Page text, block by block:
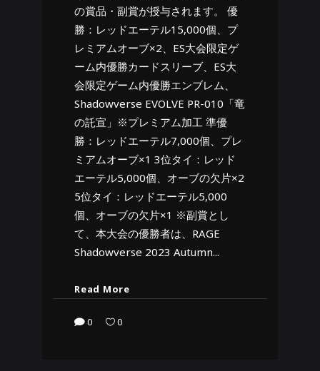
の賞品・副賞が授与されます。 優
勝：レッドエーテル15,000個、プ
レミアムオーブ×2、ES大会限定ゲ
ーム内優勝カードスリーブ、ES大
会限定ゲーム内優勝エンブレム、
Shadowverse EVOLVE PR-010「竜
の託宣」※プレミアム加工 準優
勝：レッドエーテル7,000個、プレ
ミアムオーブ×1 3位タイ：レッド
エーテル5,000個、オーブの欠片×2
5位タイ：レッドエーテル5,000
個、オーブの欠片×1 ※副賞とし
て、本大会の優勝者は、RAGE
Shadowverse 2023 Autumn
Read More
0 0